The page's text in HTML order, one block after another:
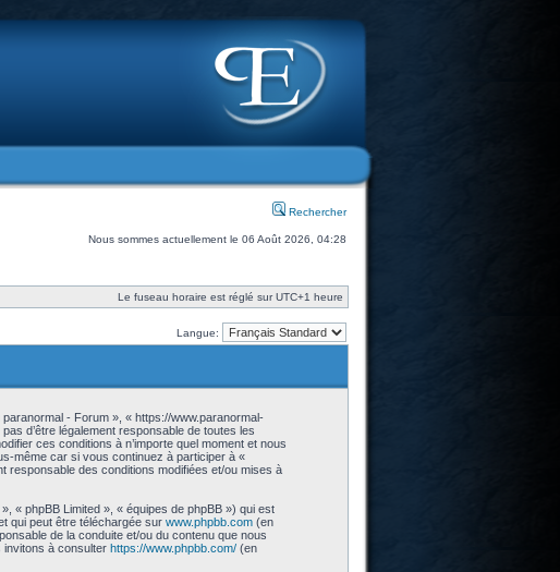
Rechercher
Nous sommes actuellement le 06 Août 2026, 04:28
Le fuseau horaire est réglé sur UTC+1 heure
Langue:
- Forum », « https://www.paranormal-
d’être légalement responsable de toutes les
ces conditions à n’importe quel moment et nous
même car si vous continuez à participer à «
responsable des conditions modifiées et/ou mises à
« phpBB Limited », « équipes de phpBB ») qui est
qui peut être téléchargée sur www.phpbb.com (en
de la conduite et/ou du contenu que nous
invitons à consulter https://www.phpbb.com/ (en